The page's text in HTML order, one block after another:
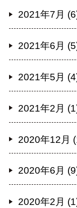
2021年7月
2021年6月
2021年5月
2021年2月
2020年12月
2020年6月
2020年2月